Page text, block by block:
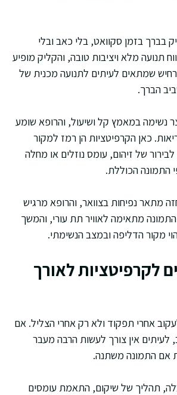
קליק בברך בזמן סקוואט, בלי כאב ובלי
תנועה מלא ויציבות טובה, והקליק מופיע
שמתאים לעיתים לתנועה מכנית של
הברך.
קוצר נשימה במאמץ קל ושיעול, והרופא שומע
כאן הקרפיטציות הן רמז למקור
לבירור של זיהום, עומס נוזלים או מחלה
התמונה הכוללת.
מתאר נפיחות בצוואר, והרופא מרגיש
מתאימה לאוויר תת עורי, והמשך
מקור הדליפה ובמצב הנשימתי.
לקרפיטציות לאורך
אחרי תפקוד ולא רק אחרי הצליל. אם
לעיתים אין צורך לעשות הרבה מעבר
אם התמונה משתנה.
תהליך של שיקום, התאמת עומסים